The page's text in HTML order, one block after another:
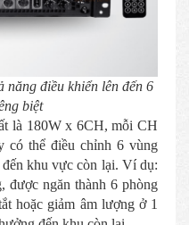
năng điều khiển lên đến 6
biệt
là 180W x 6CH, mỗi CH
có thể điều chỉnh 6 vùng
khu vực còn lại. Ví dụ:
được ngăn thành 6 phòng
hoặc giảm âm lượng ở 1